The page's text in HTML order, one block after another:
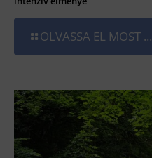
OLVASSA EL MOST ...